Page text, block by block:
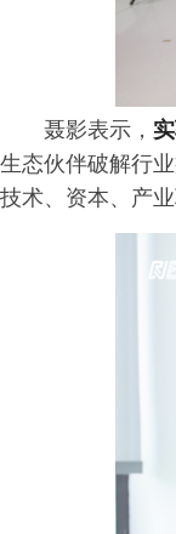
聂影表示，
生态伙伴破解行
技术、资本、产